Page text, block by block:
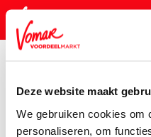
Deze website maakt
We gebruiken cookies om
personaliseren, om
KIK-kaart
Assortiment Koken,